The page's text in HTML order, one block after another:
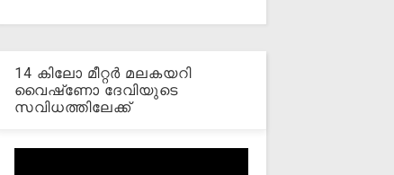
14 കിലോ മീറ്റര്‍ മലകയറി
വൈഷ്‌ണോ ദേവിയുടെ
സവിധത്തിലേക്ക്